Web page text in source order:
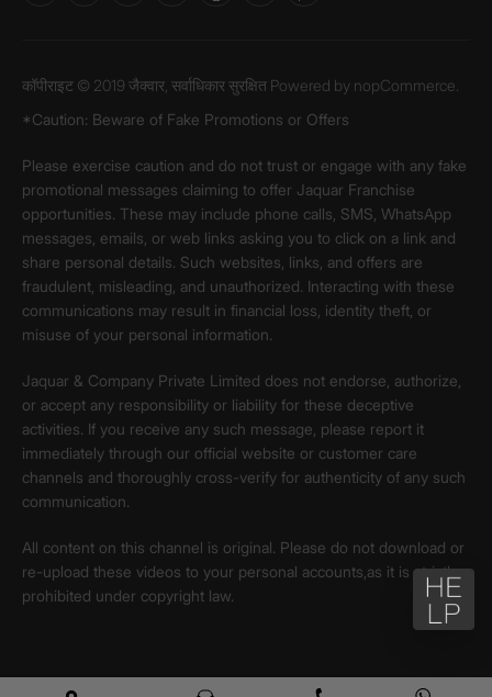
कॉपीराइट © 2019 जैक्वार, सर्वाधिकार सुरक्षित Powered by nopCommerce.
*Caution: Beware of Fake Promotions or Offers
Please exercise caution and do not trust or engage with any fake
promotional messages claiming to offer Jaquar Franchise
opportunities. These may include phone calls, SMS, WhatsApp
messages, emails, or web links asking you to click on a link and
share personal details. Such websites, links, and offers are
fraudulent, misleading, and unauthorized. Interacting with these
communications may result in financial loss, identity theft, or
misuse of your personal information.
Jaquar & Company Private Limited does not endorse, authorize,
or accept any responsibility or liability for these deceptive
activities. If you receive any such message, please report it
immediately through our official website or customer care
channels and thoroughly cross-verify for authenticity of any such
communication.
All content on this channel is original. Please do not download or
re-upload these videos to your personal accounts,as it is strictly
prohibited under copyright law.